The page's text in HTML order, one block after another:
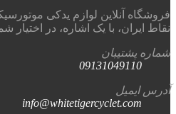
فروشگاه آنلاین لوازم یدکی
نقاط ایران، با یک اشاره، در اختیار
شماره پشتیبان
09131049110
آدرس ایمیل
info@whitetigercyclet.com